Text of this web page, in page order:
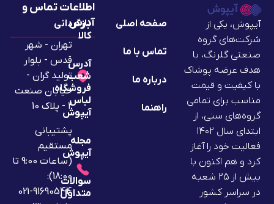
آیپوش، یکی از
شرکت‌های گروه
صنعتی گلرنگ، با
هدف عرضه پوشاک
با کیفیت و قیمت
مناسب برای تمامی
گروه‌های سنی، از
ابتدای سال ۱۴۰۲
فعالیت خود را آغاز
کرد و هم اکنون با
بیش از 25 شعبه
در سراسر کشور
صفحه اصلی
تماس با ما
درباره ما
راهنما
بازگردانی
کالا
آدرس
شعب
فروشگاه
لباس
آیپوش
مجله
آیپوش
سوالات
متداول
تهران - شهر
قدس - بلوار
تولید گران -
خیابان صنعت
2 - پلاک 10
پشتیبانی
مستقیم
(ساعات 9:00 تا
18:00):
91690544-021
اطلاعات تماس و
آدرس